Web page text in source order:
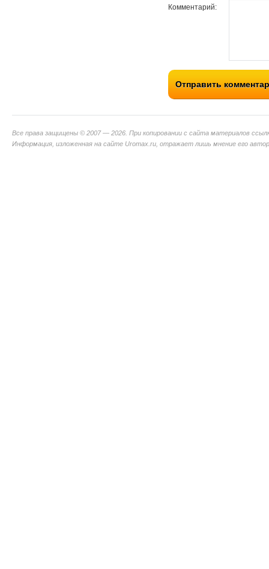
Комментарий:
Отправить
Все права защищены © 2007 — 2026. При копировании с сайта материалов
Информация, изложенная на сайте Uromax.ru, отражает лишь мнение его